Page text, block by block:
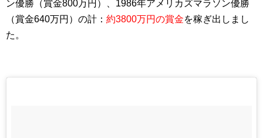
ン優勝（賞金800万円）、1986年アメリカズマラソン優勝
（賞金640万円）の計： 約3800万円の賞金を稼ぎ出しまし
た。